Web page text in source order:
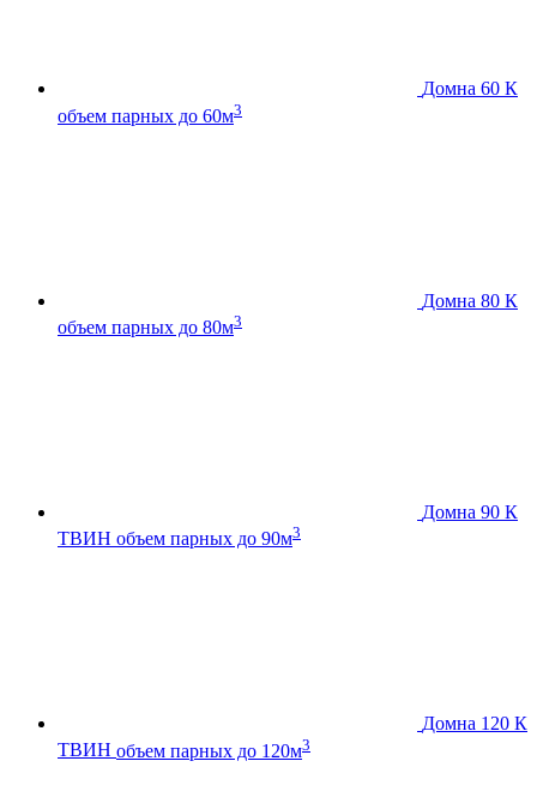
Домна 60 К
объем парных до 60м3
Домна 80 К
объем парных до 80м3
Домна 90 К
ТВИН объем парных до 90м3
Домна 120 К
ТВИН объем парных до 120м3